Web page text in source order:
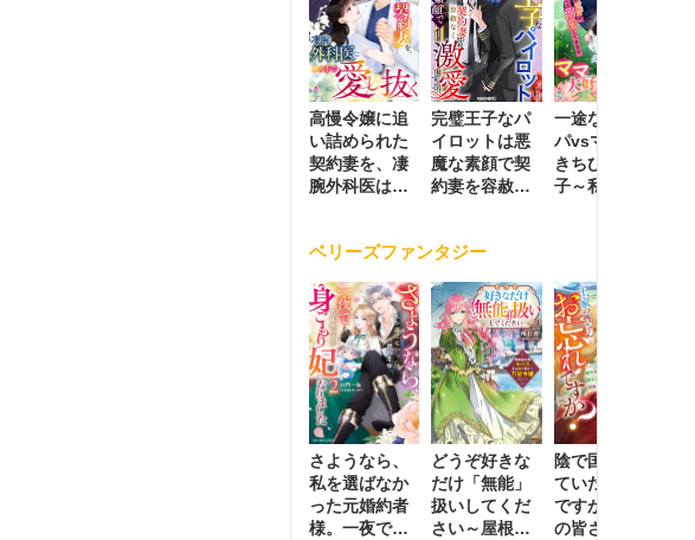
高慢令嬢に追
い詰められた
契約妻を、凄
腕外科医はこ
完璧王子なパ
イロットは悪
魔な素顔で契
約妻を容赦な
一途な社長パ
パvsママ大好
きちびっこ息
子～私を捨て
ベリーズファンタジー
さようなら、
私を選ばなか
った元婚約者
様。一夜で大
どうぞ好きな
だけ「無能」
扱いしてくだ
さい～屋根裏
陰で国を支え
ていたのは私
ですが、王家
の皆さんお忘